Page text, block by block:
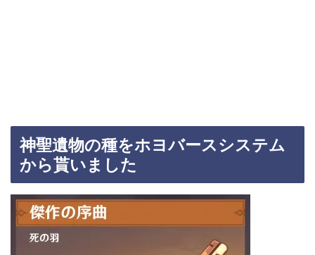
神聖遺物の種をホヨバースシステム
から貰いました